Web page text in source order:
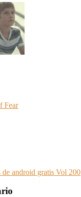
Fear
de android gratis Vol 200